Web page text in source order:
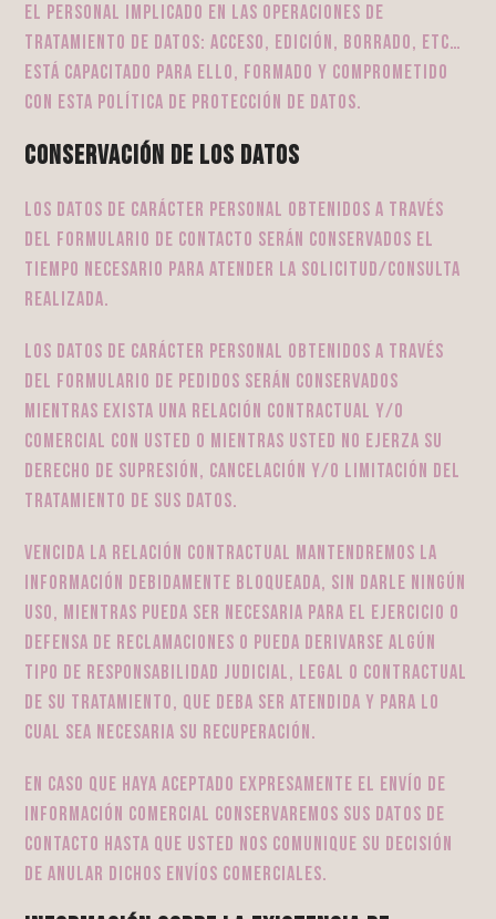
El personal implicado en las operaciones de
tratamiento de datos: acceso, edición, borrado, etc…
está capacitado para ello, formado y comprometido
con esta política de protección de datos.
Conservación de los datos
Los datos de carácter personal obtenidos a través
del formulario de contacto serán conservados el
tiempo necesario para atender la solicitud/consulta
realizada.
Los datos de carácter personal obtenidos a través
del formulario de pedidos serán conservados
mientras exista una relación contractual y/o
comercial con usted o mientras usted no ejerza su
derecho de supresión, cancelación y/o limitación del
tratamiento de sus datos.
Vencida la relación contractual mantendremos la
información debidamente bloqueada, sin darle ningún
uso, mientras pueda ser necesaria para el ejercicio o
defensa de reclamaciones o pueda derivarse algún
tipo de responsabilidad judicial, legal o contractual
de su tratamiento, que deba ser atendida y para lo
cual sea necesaria su recuperación.
En caso que haya aceptado expresamente el envío de
información comercial conservaremos sus datos de
contacto hasta que usted nos comunique su decisión
de anular dichos envíos comerciales.